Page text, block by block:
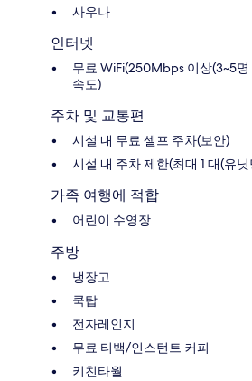
사우나
인터넷
무료 WiFi(250Mbps 이상(3~5
속도)
주차 및 교통편
시설 내 무료 셀프 주차(보안)
시설 내 주차 제한(최대 1 대(유닛
가족 여행에 적합
어린이 수영장
주방
냉장고
쿡탑
전자레인지
무료 티백/인스턴트 커피
키친타월